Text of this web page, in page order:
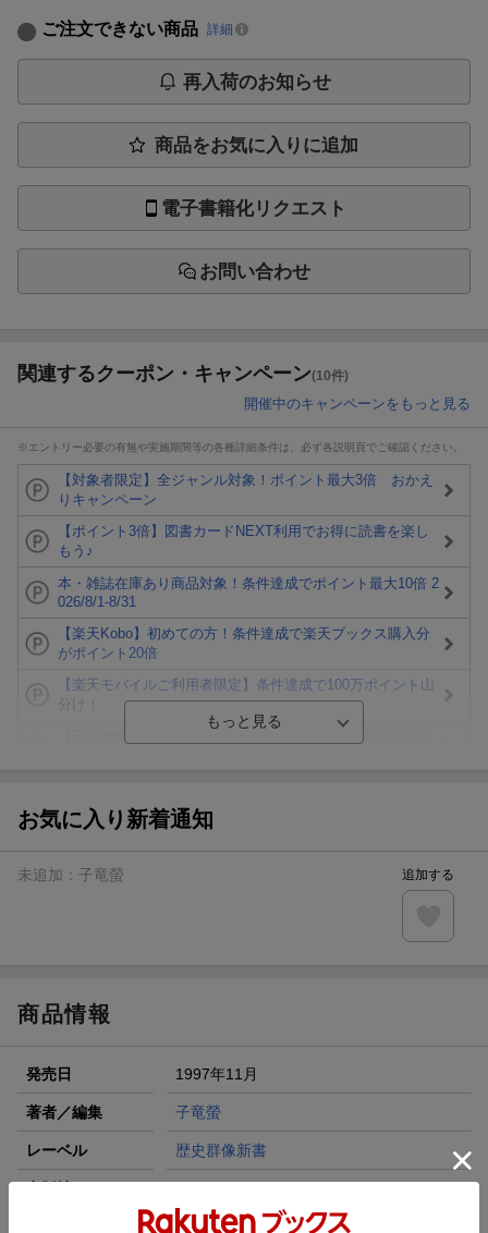
ご注文できない商品 詳細
再入荷のお知らせ
商品をお気に入りに追加
電子書籍化リクエスト
お問い合わせ
関連するクーポン・キャンペーン(10件)
開催中のキャンペーンをもっと見る
※エントリー必要の有無や実施期間等の各種詳細条件は、必ず各説明頁でご確認ください。
【対象者限定】全ジャンル対象！ポイント最大3倍 おかえ
りキャンペーン
【ポイント3倍】図書カードNEXT利用でお得に読書を楽し
もう♪
本・雑誌在庫あり商品対象！条件達成でポイント最大10倍 2
026/8/1-8/31
【楽天Kobo】初めての方！条件達成で楽天ブックス購入分
がポイント20倍
【楽天モバイルご利用者限定】条件達成で100万ポイント山
分け！
が当たる！
条件達成で楽天限定・宝塚歌劇 宙組貸切公演ペアチケット
エントリー＆条件達成で『鬼滅の刃』オリジナルきんちゃく
お気に入り新着通知
未追加： 子竜螢 追加する
商品情報
発売日 1997年11月
著者／編集 子竜螢
レーベル 歴史群像新書
新書